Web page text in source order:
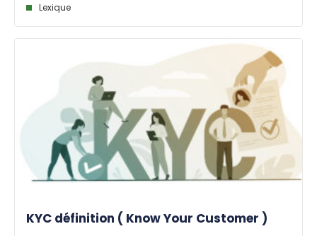
Lexique
KYC définition ( Know Your Customer )